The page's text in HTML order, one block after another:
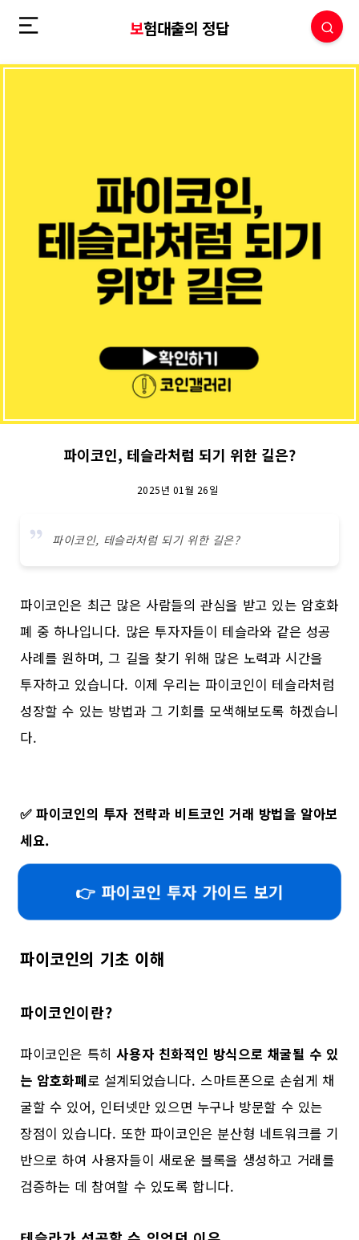
보험대출의 정답
파이코인, 테슬라처럼 되기 위한 길은?
2025년 01월 26일
파이코인, 테슬라처럼 되기 위한 길은?
파이코인은 최근 많은 사람들의 관심을 받고 있는 암호화
폐 중 하나입니다. 많은 투자자들이 테슬라와 같은 성공
사례를 원하며, 그 길을 찾기 위해 많은 노력과 시간을
투자하고 있습니다. 이제 우리는 파이코인이 테슬라처럼
성장할 수 있는 방법과 그 기회를 모색해보도록 하겠습니
다.
✅파이코인의 투자 전략과 비트코인 거래 방법을 알아보
세요.
👉 파이코인 투자 가이드 보기
파이코인의 기초 이해
파이코인이란?
파이코인은 특히사용자 친화적인 방식으로 채굴될 수 있
는 암호화폐로 설계되었습니다. 스마트폰으로 손쉽게 채
굴할 수 있어, 인터넷만 있으면 누구나 방문할 수 있는
장점이 있습니다. 또한 파이코인은 분산형 네트워크를 기
반으로 하여 사용자들이 새로운 블록을 생성하고 거래를
검증하는 데 참여할 수 있도록 합니다.